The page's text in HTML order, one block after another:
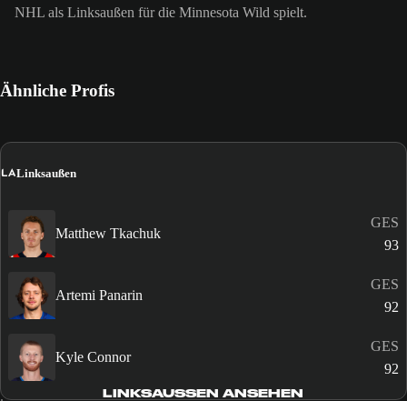
NHL als Linksaußen für die Minnesota Wild spielt.
Ähnliche Profis
LALinksaußen
Matthew Tkachuk
GES
93
Artemi Panarin
GES
92
Kyle Connor
GES
92
LINKSAUSSEN ANSEHEN